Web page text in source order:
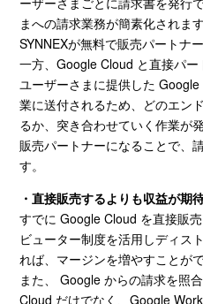
まへの請求業務が簡素化されま
SYNNEXが無料で販売パートナ
一方、Google Cloud と直接パ
ユーザーさまに提供した
業に送付されるため、どのエン
るか、突き合わせていく作業が
販売パートナーになることで、
す。
・直接販売するよりも収益が期
すでに Google Cloud を直接販
ビューター制度を活用しディス
れば、マージンを増やすことがで
また、
Googleからの請求を照
Cloud だけでなく、Google